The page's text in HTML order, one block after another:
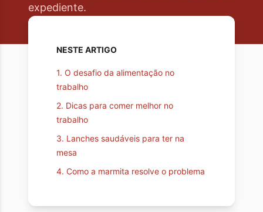
expediente.
NESTE ARTIGO
1. O desafio da alimentação no
trabalho
2. Dicas para comer melhor no
trabalho
3. Lanches saudáveis para ter na
mesa
4. Como a marmita resolve o problema